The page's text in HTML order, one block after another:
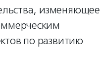
изменяющее
по развитию